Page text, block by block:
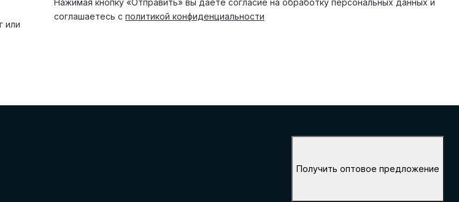
или
соглашаетесь с политикой конфиденциальности
Получить оптовое предложение